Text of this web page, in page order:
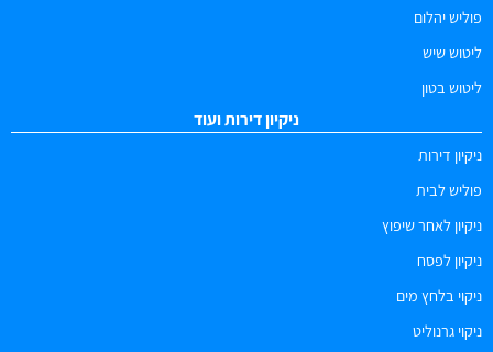
פוליש יהלום
ליטוש שיש
ליטוש בטון
ניקיון דירות ועוד
ניקיון דירות
פוליש לבית
ניקיון לאחר שיפוץ
ניקיון לפסח
ניקוי בלחץ מים
ניקוי גרנוליט